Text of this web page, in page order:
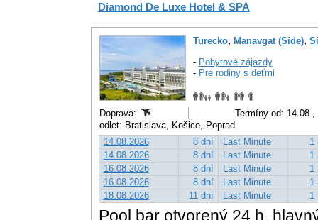
Diamond De Luxe Hotel & SPA
Turecko, Manavgat (Side),
- Pobytové zájazdy
- Pre rodiny s deťmi
Doprava:
Termíny od: 14.08.,
odlet: Bratislava, Košice, Poprad
14.08.2026
8 dní Last Minute
1
14.08.2026
8 dní Last Minute
1
16.08.2026
8 dní Last Minute
1
16.08.2026
8 dní Last Minute
1
18.08.2026
11 dní Last Minute 1
Pool bar otvorený 24 h,